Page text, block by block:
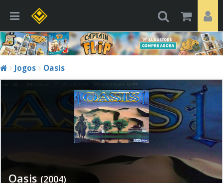
Jogos Oasis
Oasis (2004)